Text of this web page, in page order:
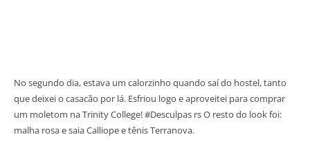
No segundo dia, estava um calorzinho quando saí do hostel, tanto
que deixei o casacão por lá. Esfriou logo e aproveitei para comprar
um moletom na Trinity College! #Desculpas rs O resto do look foi:
malha rosa e saia Calliope e tênis Terranova.